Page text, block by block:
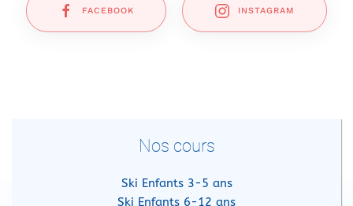
FACEBOOK INSTAGRAM
Nos cours
Ski Enfants 3-5 ans
Ski Enfants 6-12 ans